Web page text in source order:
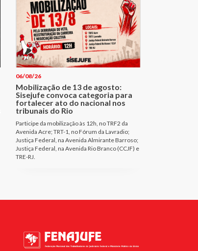
06/08/26
Mobilização de 13 de agosto:
Sisejufe convoca categoria para
fortalecer ato do nacional nos
tribunais do Rio
Participe da mobilização às 12h, no TRF2 da
Avenida Acre; TRT-1, no Fórum da Lavradio;
Justiça Federal, na Avenida Almirante Barroso;
Justiça Federal, na Avenida Rio Branco (CCJF) e
TRE-RJ.